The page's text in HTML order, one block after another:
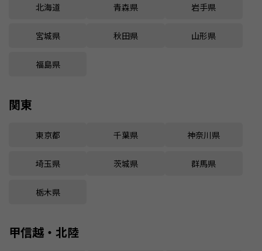
北海道 青森県 岩手県
宮城県 秋田県 山形県
福島県
関東
東京都 千葉県 神奈川県
埼玉県 茨城県 群馬県
栃木県
甲信越・北陸